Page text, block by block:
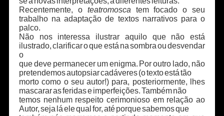
Recentemente, o teatromosca tem focado o seu
trabalho na adaptação de textos narrativos para o
palco.
Não nos interessa ilustrar aquilo que não está
ilustrado, clarificar o que está na sombra ou desvendar
o
que deve permanecer um enigma. Por outro lado, não
pretendemos autopsiar cadáveres (o texto está tão
morto como o seu autor!) para, posteriormente, lhes
mascarar as feridas e imperfeições. Também não
temos nenhum respeito cerimonioso em relação ao
Autor, seja lá ele qual for, até porque sabemos que